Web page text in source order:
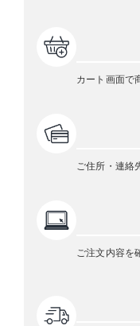
カート画面で
ご住所・連絡
ご注文内容を